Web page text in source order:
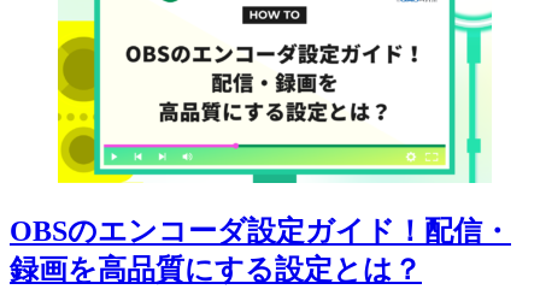
OBSのエンコーダ設定ガイド！配信・
録画を高品質にする設定とは？